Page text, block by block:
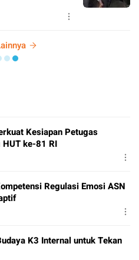
Kesiapan Petugas
ke-81 RI
Regulasi Emosi ASN
K3 Internal untuk Tekan